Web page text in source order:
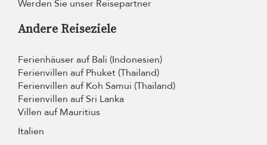
Werden Sie unser Reisepartner
Andere Reiseziele
Ferienhäuser auf Bali (Indonesien)
Ferienvillen auf Phuket (Thailand)
Ferienvillen auf Koh Samui (Thailand)
Ferienvillen auf Sri Lanka
Villen auf Mauritius
Italien